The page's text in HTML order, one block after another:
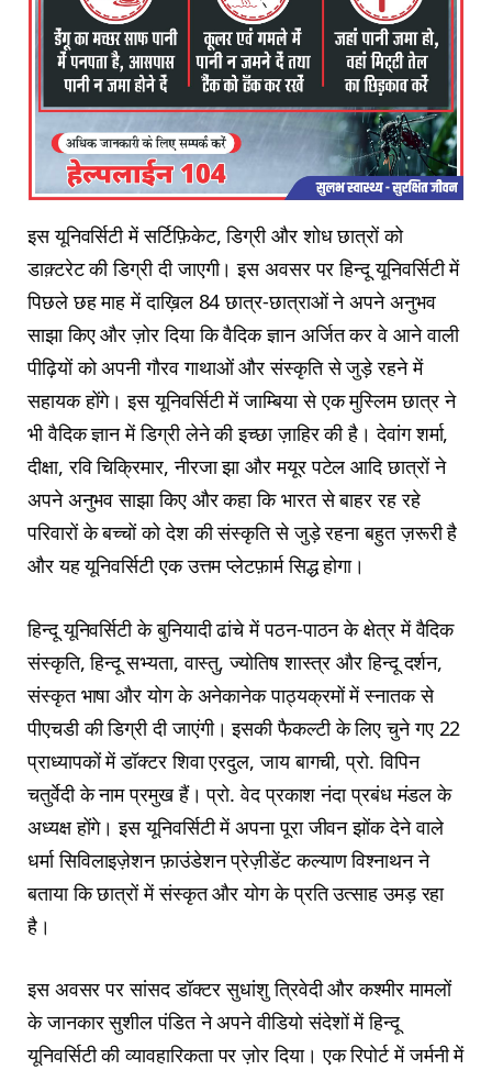
इस यूनिवर्सिटी में सर्टिफ़िकेट, डिग्री और शोध छात्रों को
डाक़्टरेट की डिग्री दी जाएगी। इस अवसर पर हिन्दू यूनिवर्सिटी में
पिछले छह माह में दाख़िल 84 छात्र-छात्राओं ने अपने अनुभव
साझा किए और ज़ोर दिया कि वैदिक ज्ञान अर्जित कर वे आने वाली
पीढ़ियों को अपनी गौरव गाथाओं और संस्कृति से जुड़े रहने में
सहायक होंगे। इस यूनिवर्सिटी में जाम्बिया से एक मुस्लिम छात्र ने
भी वैदिक ज्ञान में डिग्री लेने की इच्छा ज़ाहिर की है। देवांग शर्मा,
दीक्षा, रवि चिक्रिमार, नीरजा झा और मयूर पटेल आदि छात्रों ने
अपने अनुभव साझा किए और कहा कि भारत से बाहर रह रहे
परिवारों के बच्चों को देश की संस्कृति से जुड़े रहना बहुत ज़रूरी है
और यह यूनिवर्सिटी एक उत्तम प्लेटफ़ार्म सिद्ध होगा।
हिन्दू यूनिवर्सिटी के बुनियादी ढांचे में पठन-पाठन के क्षेत्र में वैदिक
संस्कृति, हिन्दू सभ्यता, वास्तु, ज्योतिष शास्त्र और हिन्दू दर्शन,
संस्कृत भाषा और योग के अनेकानेक पाठ्यक्रमों में स्नातक से
पीएचडी की डिग्री दी जाएंगी। इसकी फैकल्टी के लिए चुने गए 22
प्राध्यापकों में डॉक्टर शिवा एरदुल, जाय बागची, प्रो. विपिन
चतुर्वेदी के नाम प्रमुख हैं। प्रो. वेद प्रकाश नंदा प्रबंध मंडल के
अध्यक्ष होंगे। इस यूनिवर्सिटी में अपना पूरा जीवन झोंक देने वाले
धर्मा सिविलाइज़ेशन फ़ाउंडेशन प्रेज़ीडेंट कल्याण विश्नाथन ने
बताया कि छात्रों में संस्कृत और योग के प्रति उत्साह उमड़ रहा
है।
इस अवसर पर सांसद डॉक्टर सुधांशु त्रिवेदी और कश्मीर मामलों
के जानकार सुशील पंडित ने अपने वीडियो संदेशों में हिन्दू
यूनिवर्सिटी की व्यावहारिकता पर ज़ोर दिया। एक रिपोर्ट में जर्मनी में